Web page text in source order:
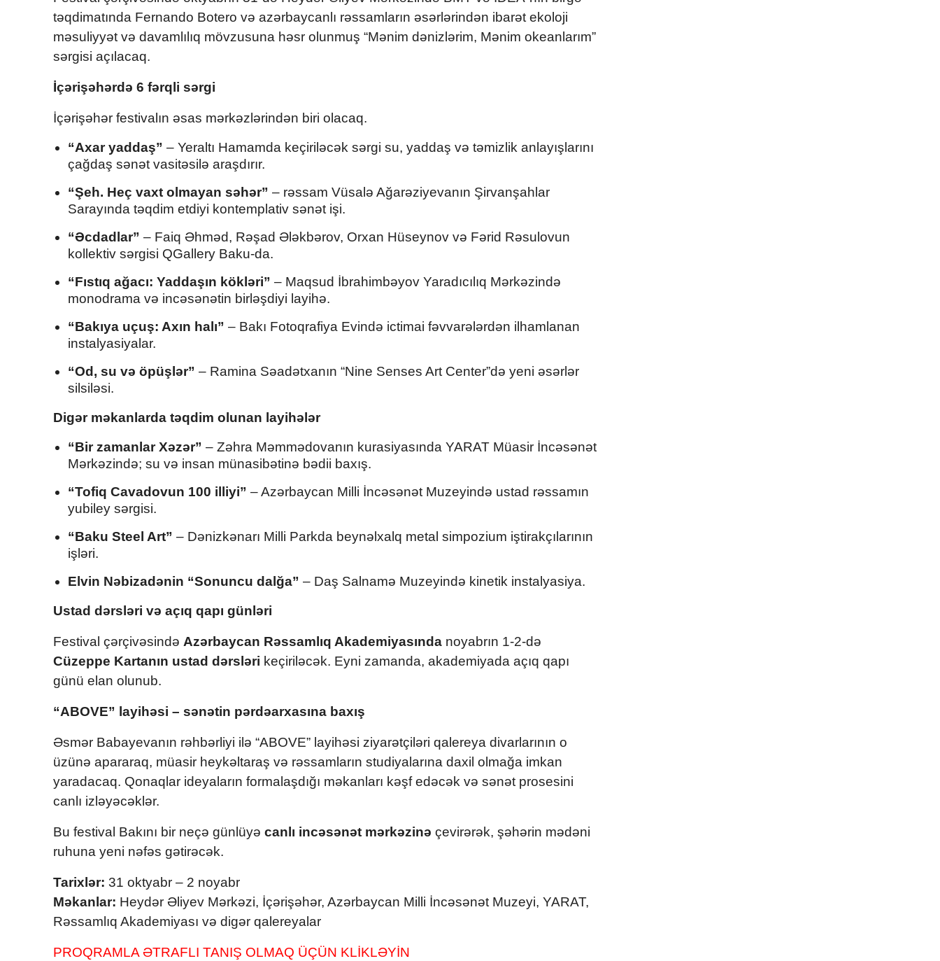
təqdimatında Fernando Botero və azərbaycanlı rəssamların əsərlərindən ibarət ekoloji
məsuliyyət və davamlılıq mövzusuna həsr olunmuş “Mənim dənizlərim, Mənim okeanlarım”
sərgisi açılacaq.
İçərişəhərdə 6 fərqli sərgi
İçərişəhər festivalın əsas mərkəzlərindən biri olacaq.
“Axar yaddaş” – Yeraltı Hamamda keçiriləcək sərgi su, yaddaş və təmizlik anlayışlarını
çağdaş sənət vasitəsilə araşdırır.
“Şeh. Heç vaxt olmayan səhər” – rəssam Vüsalə Ağarəziyevanın Şirvanşahlar
Sarayında təqdim etdiyi kontemplativ sənət işi.
“Əcdadlar” – Faiq Əhməd, Rəşad Ələkbərov, Orxan Hüseynov və Fərid Rəsulovun
kollektiv sərgisi QGallery Baku-da.
“Fıstıq ağacı: Yaddaşın kökləri” – Maqsud İbrahimbəyov Yaradıcılıq Mərkəzində
monodrama və incəsənətin birləşdiyi layihə.
“Bakıya uçuş: Axın halı” – Bakı Fotoqrafiya Evində ictimai fəvvarələrdən ilhamlanan
instalyasiyalar.
“Od, su və öpüşlər” – Ramina Səadətxanın “Nine Senses Art Center”də yeni əsərlər
silsiləsi.
Digər məkanlarda təqdim olunan layihələr
“Bir zamanlar Xəzər” – Zəhra Məmmədovanın kurasiyasında YARAT Müasir İncəsənət
Mərkəzində; su və insan münasibətinə bədii baxış.
“Tofiq Cavadovun 100 illiyi” – Azərbaycan Milli İncəsənət Muzeyində ustad rəssamın
yubiley sərgisi.
“Baku Steel Art” – Dənizkənarı Milli Parkda beynəlxalq metal simpozium iştirakçılarının
işləri.
Elvin Nəbizadənin “Sonuncu dalğa” – Daş Salnamə Muzeyində kinetik instalyasiya.
Ustad dərsləri və açıq qapı günləri
Festival çərçivəsində Azərbaycan Rəssamlıq Akademiyasında noyabrın 1-2-də
Cüzeppe Kartanın ustad dərsləri keçiriləcək. Eyni zamanda, akademiyada açıq qapı
günü elan olunub.
“ABOVE” layihəsi – sənətin pərdəarxasına baxış
Əsmər Babayevanın rəhbərliyi ilə “ABOVE” layihəsi ziyarətçiləri qalereya divarlarının o
üzünə apararaq, müasir heykəltaraş və rəssamların studiyalarına daxil olmağa imkan
yaradacaq. Qonaqlar ideyaların formalaşdığı məkanları kəşf edəcək və sənət prosesini
canlı izləyəcəklər.
Bu festival Bakını bir neçə günlüyə canlı incəsənət mərkəzinə çevirərək, şəhərin mədəni
ruhuna yeni nəfəs gətirəcək.
Tarixlər: 31 oktyabr – 2 noyabr
Məkanlar: Heydər Əliyev Mərkəzi, İçərişəhər, Azərbaycan Milli İncəsənət Muzeyi, YARAT,
Rəssamlıq Akademiyası və digər qalereyalar
PROQRAMLA ƏTRAFLI TANIŞ OLMAQ ÜÇÜN KLİKLƏYİN